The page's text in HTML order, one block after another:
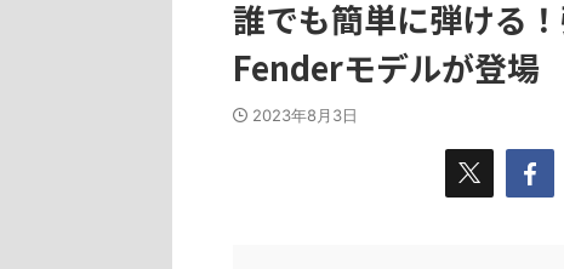
誰でも簡単に弾ける
Fenderモデルが登場
2023年8月3日